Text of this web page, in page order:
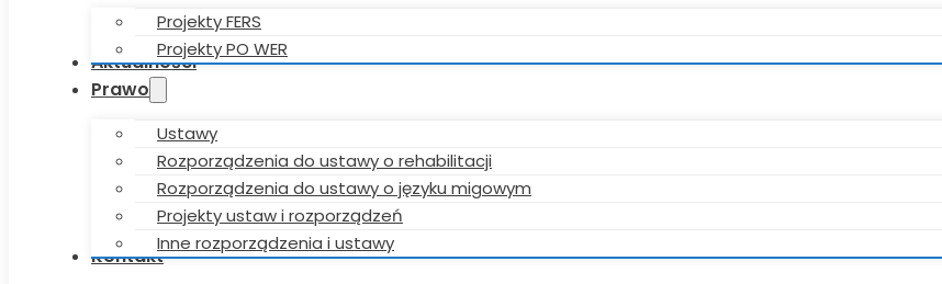
Projekty FERS
Projekty PO WER
Aktualności
Prawo
Ustawy
Rozporządzenia do ustawy o rehabilitacji
Rozporządzenia do ustawy o języku migowym
Projekty ustaw i rozporządzeń
Inne rozporządzenia i ustawy
Kontakt